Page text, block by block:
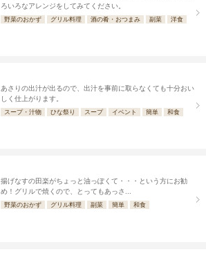
ろいろなアレンジをしてみてください。
野菜のおかず グリル料理 酒の肴・おつまみ 副菜 洋食
あさりの出汁が出るので、出汁を事前に取らなくても十分おい
しく仕上がります。
スープ・汁物 ひな祭り スープ イベント 簡単 和食
揚げなすの田楽がちょっと油っぽくて・・・という方にお勧
め！グリルで焼くので、とってもあっさ...
野菜のおかず グリル料理 副菜 簡単 和食